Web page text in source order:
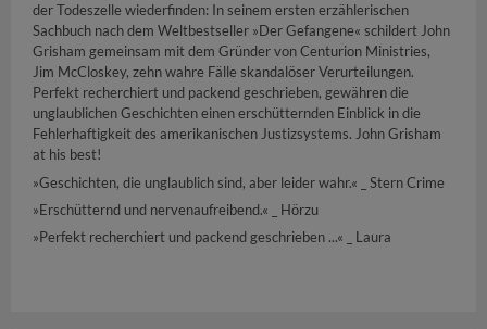
der Todeszelle wiederfinden: In seinem ersten erzählerischen
Sachbuch nach dem Weltbestseller »Der Gefangene« schildert John
Grisham gemeinsam mit dem Gründer von Centurion Ministries,
Jim McCloskey, zehn wahre Fälle skandalöser Verurteilungen.
Perfekt recherchiert und packend geschrieben, gewähren die
unglaublichen Geschichten einen erschütternden Einblick in die
Fehlerhaftigkeit des amerikanischen Justizsystems. John Grisham
at his best!
»Geschichten, die unglaublich sind, aber leider wahr.« _ Stern Crime
»Erschütternd und nervenaufreibend.« _ Hörzu
»Perfekt recherchiert und packend geschrieben ...« _ Laura